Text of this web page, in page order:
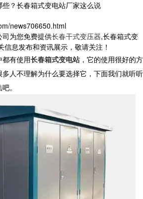
？长春箱式变电站厂家这么说
news706650.html
为您免费提供长春干式变压器,长春箱式变
息发布和资讯展示，敬请关注！
有使用长春箱式变电站 ，它的使用很好的方
人不理解为什么要选择它，下面我们就听听
。